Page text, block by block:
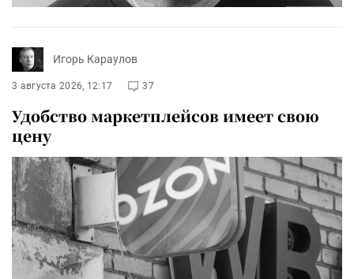
Игорь Караулов
3 августа 2026, 12:17 37
Удобство маркетплейсов имеет свою
цену